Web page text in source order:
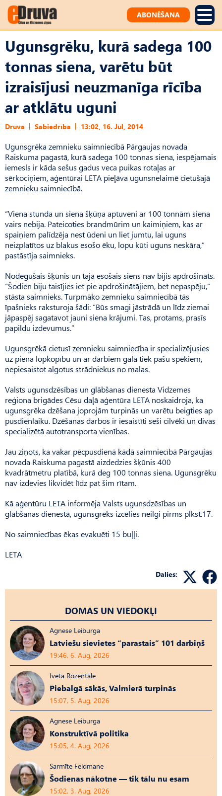
ABONĒŠANA
Ugunsgrēku, kurā sadega 100
tonnas siena, varētu būt
izraisījusi neuzmanīga rīcība
ar atklātu uguni
Druva Sabiedrība 13:02, 16. Jūl, 2014
Ugunsgrēka zemnieku saimniecībā Pārgaujas novada
Raiskuma pagastā, kurā sadega 100 tonnas siena, iespējamais
iemesls ir kāda sešus gadus veca puikas rotaļas ar
sērkociņiem, aģentūrai LETA pieļāva ugunsnelaimē cietušajā
zemnieku saimniecībā.
“Viena stunda un siena šķūņa aptuveni ar 100 tonnām siena
vairs nebija. Pateicoties brandmūrim un kaimiņiem, kas ar
spaiņiem palīdzēja nest ūdeni un liet jumtu, lai uguns
neizplatītos uz blakus esošo ēku, lopu kūti uguns neskāra,”
pastāstīja saimnieks.
Nodegušais šķūnis un tajā esošais siens nav bijis apdrošināts.
“Šodien biju taisījies iet pie apdrošinātājiem, bet nepaspēju,”
stāsta saimnieks. Turpmāko zemnieku saimniecībā tās
īpašnieks raksturoja šādi: “Būs smagi jāstrādā un līdz ziemai
jāpaspēj sagatavot jauni siena krājumi. Tas, protams, prasīs
papildu izdevumus.”
Ugunsgrēkā cietusī zemnieku saimniecība ir specializējusies
uz piena lopkopību un ar darbiem galā tiek pašu spēkiem,
nepiesaistot algotus strādniekus no malas.
Valsts ugunsdzēsības un glābšanas dienesta Vidzemes
reģiona brigādes Cēsu daļā aģentūra LETA noskaidroja, ka
ugunsgrēka dzēšana joprojām turpinās un varētu beigties ap
pusdienlaiku. Dzēšanas darbos ir iesaistīti seši cilvēki un divas
specializētā autotransporta vienības.
Jau ziņots, ka vakar pēcpusdienā kādā saimniecībā Pārgaujas
novada Raiskuma pagastā aizdedzies šķūnis 400
kvadrātmetru platībā, kurā deg 100 tonnas siena. Ugunsgrēku
nav izdevies likvidēt līdz pat šim rītam.
Kā aģentūru LETA informēja Valsts ugunsdzēsības un
glābšanas dienestā, ugunsgrēks izcēlies neilgi pirms plkst.17.
No saimniecības ēkas evakuēti 15 buļļi.
LETA
Dalies:
DOMAS UN VIEDOKĻI
Agnese Leiburga
Latviešu sievietes “parastais” 101 darbiņš
19:46, 6. Aug, 2026
Iveta Rozentāle
Piebalgā sākās, Valmierā turpinās
15:07, 5. Aug, 2026
Agnese Leiburga
Konstruktīvā politika
15:05, 4. Aug, 2026
Sarmīte Feldmane
Šodienas nākotne — tik tālu nu esam
15:02, 3. Aug, 2026